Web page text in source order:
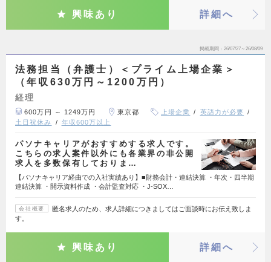
興味あり 詳細へ
掲載期間 26/07/27～26/08/09
法務担当（弁護士）＜プライム上場企業＞
（年収630万円～1200万円）
経理
600万円 ～ 1249万円 東京都 上場企業
英語力が必要
土日祝休み
年収600万以上
パソナキャリアがおすすめする求人です。
こちらの求人案件以外にも各業界の非公開
求人を多数保有しておりま…
【パソナキャリア経由での入社実績あり】■財務会計・連結決算 ・年次・四半期
連結決算 ・開示資料作成 ・会計監査対応 ・J-SOX…
会社概要
匿名求人のため、求人詳細につきましてはご面談時にお伝え致しま
す。
興味あり 詳細へ